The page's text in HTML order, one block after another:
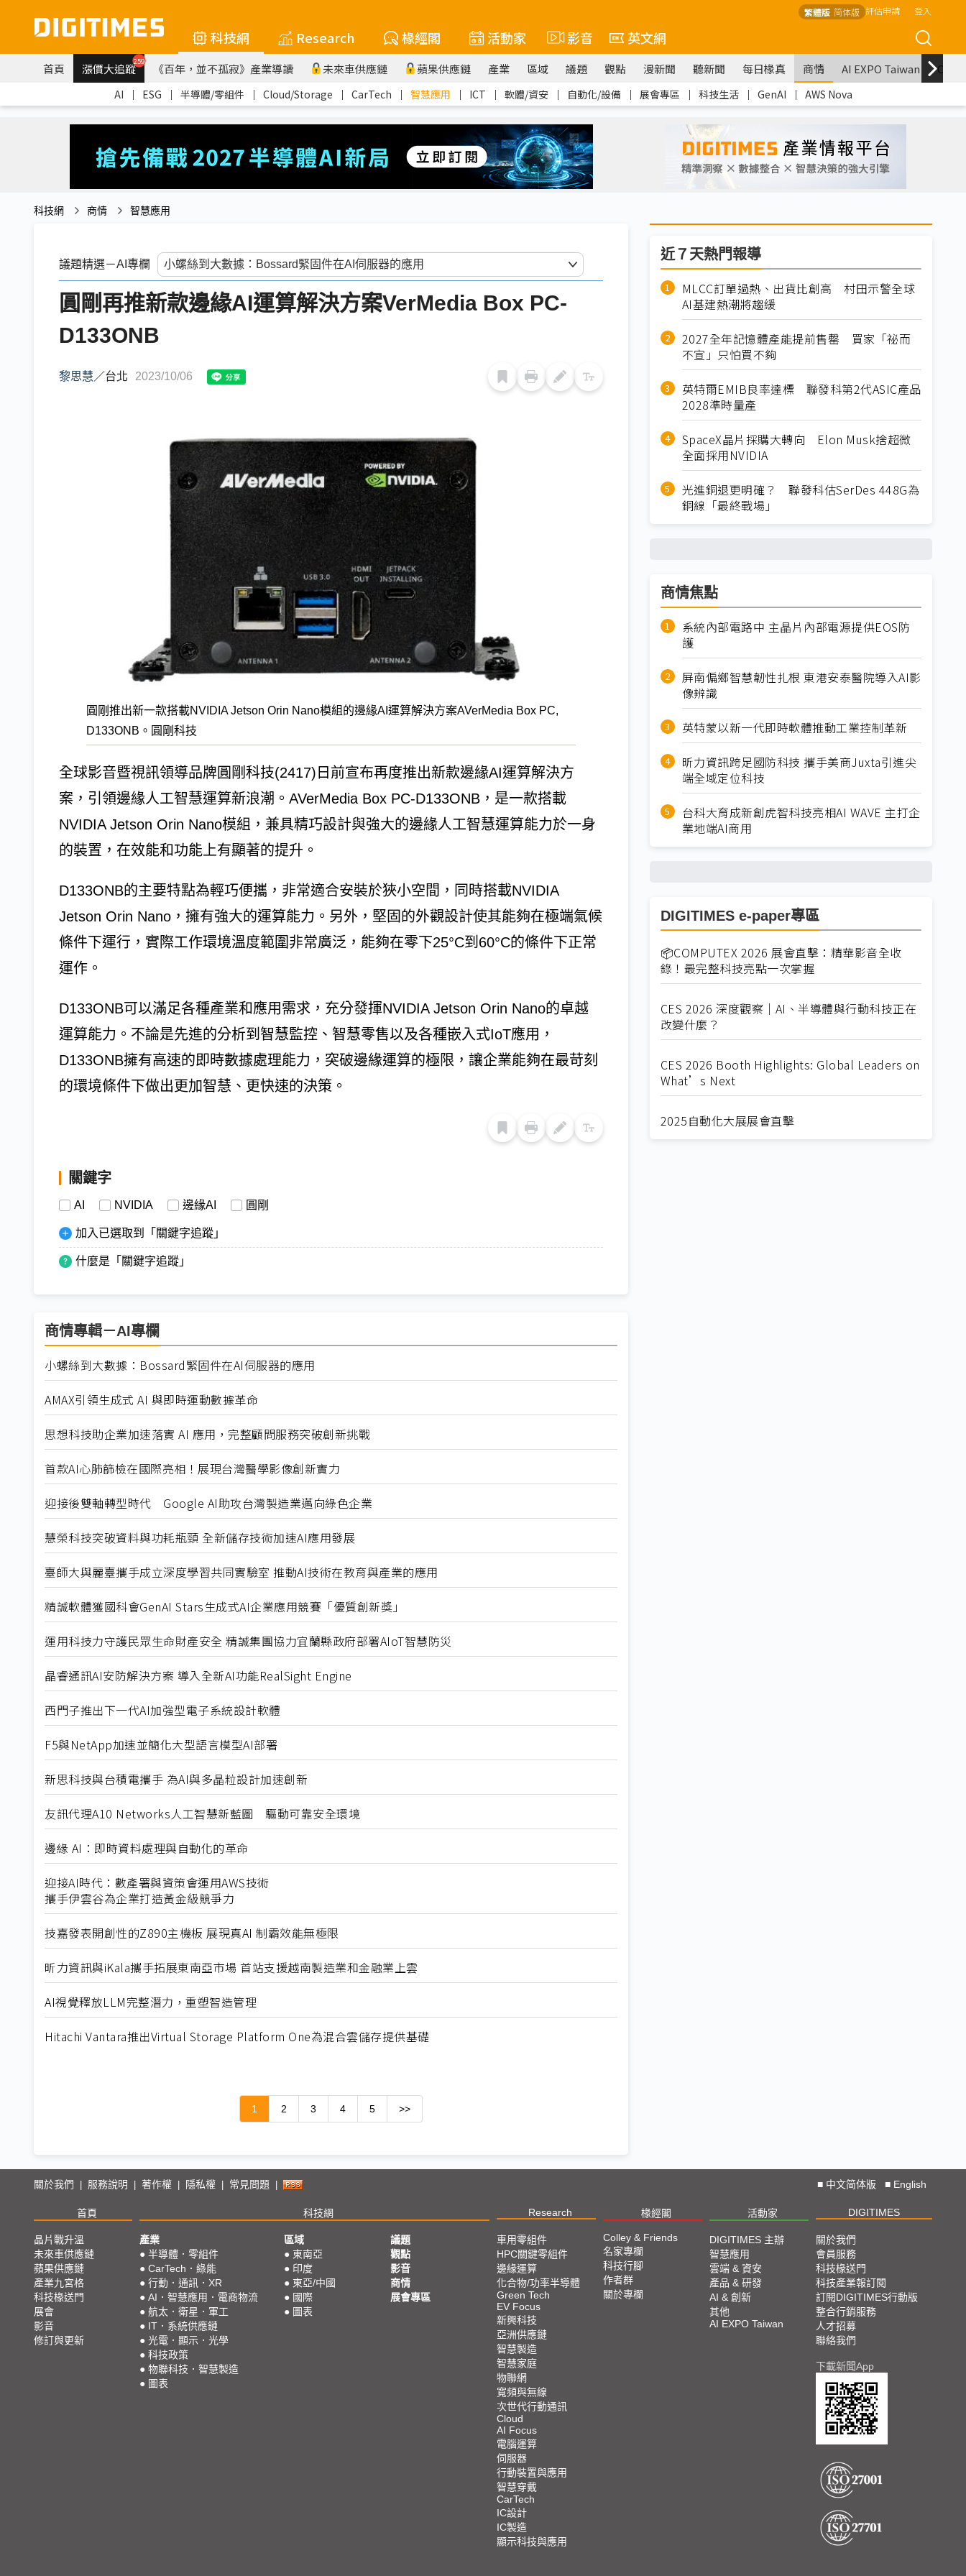
繁體版 简体版 評估申請 登入
科技網 Research 椽經閣 活動家 影音 英文網
首頁 漲價大追蹤259 《百年，並不孤寂》產業導讀 未來車供應鏈 蘋果供應鏈 產業 區域 議題 觀點 漫新聞 聽新聞 每日椽真 商情 AI EXPO Taiwan
AI ｜ ESG ｜ 半導體/零組件 ｜ Cloud/Storage ｜ CarTech ｜ 智慧應用 ｜ ICT ｜ 軟體/資安 ｜ 自動化/設備 ｜ 展會專區 ｜ 科技生活 ｜ GenAI ｜ AWS Nova
科技網 商情 智慧應用
議題精選－AI專欄
圓剛再推新款邊緣AI運算解決方案VerMedia Box PC-
D133ONB
黎思慧 ／台北 2023/10/06
圓剛推出新一款搭載NVIDIA Jetson Orin Nano模組的邊緣AI運算解決方案AVerMedia Box PC,
D133ONB。圓剛科技
全球影音暨視訊領導品牌圓剛科技(2417)日前宣布再度推出新款邊緣AI運算解決方
案，引領邊緣人工智慧運算新浪潮。AVerMedia Box PC-D133ONB，是一款搭載
NVIDIA Jetson Orin Nano模組，兼具精巧設計與強大的邊緣人工智慧運算能力於一身
的裝置，在效能和功能上有顯著的提升。
D133ONB的主要特點為輕巧便攜，非常適合安裝於狹小空間，同時搭載NVIDIA
Jetson Orin Nano，擁有強大的運算能力。另外，堅固的外觀設計使其能夠在極端氣候
條件下運行，實際工作環境溫度範圍非常廣泛，能夠在零下25°C到60°C的條件下正常
運作。
D133ONB可以滿足各種產業和應用需求，充分發揮NVIDIA Jetson Orin Nano的卓越
運算能力。不論是先進的分析到智慧監控、智慧零售以及各種嵌入式IoT應用，
D133ONB擁有高速的即時數據處理能力，突破邊緣運算的極限，讓企業能夠在最苛刻
的環境條件下做出更加智慧、更快速的決策。
關鍵字
AI NVIDIA 邊緣AI 圓剛
加入已選取到「關鍵字追蹤」
什麼是「關鍵字追蹤」
商情專輯－AI專欄
小螺絲到大數據：Bossard緊固件在AI伺服器的應用
AMAX引領生成式 AI 與即時運動數據革命
思想科技助企業加速落實 AI 應用，完整顧問服務突破創新挑戰
首款AI心肺篩檢在國際亮相！展現台灣醫學影像創新實力
迎接後雙軸轉型時代 Google AI助攻台灣製造業邁向綠色企業
慧榮科技突破資料與功耗瓶頸 全新儲存技術加速AI應用發展
臺師大與麗臺攜手成立深度學習共同實驗室 推動AI技術在教育與產業的應用
精誠軟體獲國科會GenAI Stars生成式AI企業應用競賽「優質創新獎」
運用科技力守護民眾生命財產安全 精誠集團協力宜蘭縣政府部署AIoT智慧防災
晶睿通訊AI安防解決方案 導入全新AI功能RealSight Engine
西門子推出下一代AI加強型電子系統設計軟體
F5與NetApp加速並簡化大型語言模型AI部署
新思科技與台積電攜手 為AI與多晶粒設計加速創新
友訊代理A10 Networks人工智慧新藍圖 驅動可靠安全環境
邊緣 AI：即時資料處理與自動化的革命
迎接AI時代：數產署與資策會運用AWS技術
攜手伊雲谷為企業打造黃金級競爭力
技嘉發表開創性的Z890主機板 展現真AI 制霸效能無極限
昕力資訊與iKala攜手拓展東南亞市場 首站支援越南製造業和金融業上雲
AI視覺釋放LLM完整潛力，重塑智造管理
Hitachi Vantara推出Virtual Storage Platform One為混合雲儲存提供基礎
1 2 3 4 5 >>
近７天熱門報導
MLCC訂單過熱、出貨比創高 村田示警全球
AI基建熱潮將趨緩
2027全年記憶體產能提前售罄 買家「祕而
不宣」只怕買不夠
英特爾EMIB良率達標 聯發科第2代ASIC產品
2028準時量產
SpaceX晶片採購大轉向 Elon Musk捨超微
全面採用NVIDIA
光進銅退更明確？ 聯發科估SerDes 448G為
銅線「最終戰場」
商情焦點
系統內部電路中 主晶片內部電源提供EOS防
護
屏南偏鄉智慧韌性扎根 東港安泰醫院導入AI影
像辨識
英特蒙以新一代即時軟體推動工業控制革新
昕力資訊跨足國防科技 攜手美商Juxta引進尖
端全域定位科技
台科大育成新創虎智科技亮相AI WAVE 主打企
業地端AI商用
DIGITIMES e-paper專區
📦COMPUTEX 2026 展會直擊：精華影音全收
錄！最完整科技亮點一次掌握
CES 2026 深度觀察｜AI、半導體與行動科技正在
改變什麼？
CES 2026 Booth Highlights: Global Leaders on
What’s Next
2025自動化大展展會直擊
關於我們 服務說明 著作權 隱私權 常見問題 ■ 中文简体版 ■ English
首頁 科技網 Research 椽經閣 活動家 DIGITIMES
晶片戰升溫
未來車供應鏈
蘋果供應鏈
產業九宮格
科技椽送門
展會
影音
修訂與更新
產業
● 半導體．零組件
● CarTech．綠能
● 行動．通訊．XR
● AI．智慧應用．電商物流
● 航太．衛星．軍工
● IT．系統供應鏈
● 光電．顯示．光學
● 科技政策
● 物聯科技．智慧製造
● 圖表
區域
● 東南亞
● 印度
● 東亞/中國
● 國際
● 圖表
議題
觀點
影音
商情
展會專區
車用零組件
HPC關鍵零組件
邊緣運算
化合物/功率半導體
Green Tech
EV Focus
新興科技
亞洲供應鏈
智慧製造
智慧家庭
物聯網
寬頻與無線
次世代行動通訊
Cloud
AI Focus
電腦運算
伺服器
行動裝置與應用
智慧穿戴
CarTech
IC設計
IC製造
顯示科技與應用
Colley & Friends
名家專欄
科技行腳
作者群
關於專欄
DIGITIMES 主辦
智慧應用
雲端 & 資安
產品 & 研發
AI & 創新
其他
AI EXPO Taiwan
關於我們
會員服務
科技椽送門
科技產業報訂閱
訂閱DIGITIMES行動版
整合行銷服務
人才招募
聯絡我們
下載新聞App